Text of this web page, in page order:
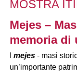
MOSTRA
Mejes –
memoria di
mejes - masi
un’importante